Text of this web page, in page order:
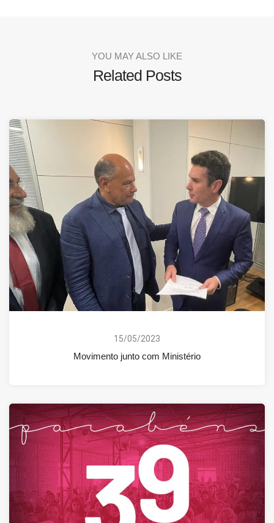
YOU MAY ALSO LIKE
Related Posts
15/05/2023
Movimento junto com Ministério